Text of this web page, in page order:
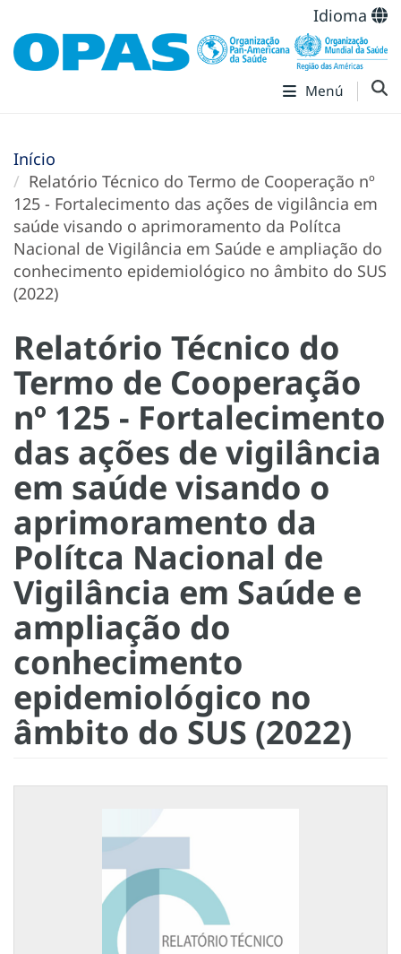
Idioma
Menú
Início
Relatório Técnico do Termo de Cooperação nº
125 - Fortalecimento das ações de vigilância em
saúde visando o aprimoramento da Polítca
Nacional de Vigilância em Saúde e ampliação do
conhecimento epidemiológico no âmbito do SUS
(2022)
Relatório Técnico do
Termo de Cooperação
nº 125 - Fortalecimento
das ações de vigilância
em saúde visando o
aprimoramento da
Polítca Nacional de
Vigilância em Saúde e
ampliação do
conhecimento
epidemiológico no
âmbito do SUS (2022)